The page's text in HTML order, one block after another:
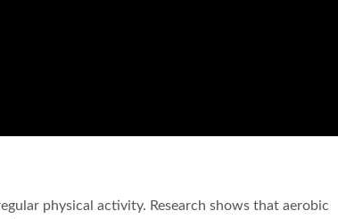
physical activity. Research shows that aerobic